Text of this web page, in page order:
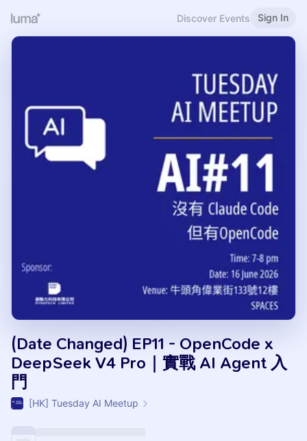
Discover Events Sign In
(Date Changed) EP11 - OpenCode x
DeepSeek V4 Pro｜實戰 AI Agent 入
門
[HK] Tuesday AI Meetup